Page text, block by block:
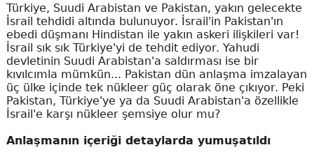
Türkiye, Suudi Arabistan ve Pakistan, yakın gelecekte
İsrail tehdidi altında bulunuyor. İsrail'in Pakistan'ın
ebedi düşmanı Hindistan ile yakın askeri ilişkileri var!
İsrail sık sık Türkiye'yi de tehdit ediyor. Yahudi
devletinin Suudi Arabistan'a saldırması ise bir
kıvılcımla mümkün... Pakistan dün anlaşma imzalayan
üç ülke içinde tek nükleer güç olarak öne çıkıyor. Peki
Pakistan, Türkiye'ye ya da Suudi Arabistan'a özellikle
İsrail'e karşı nükleer şemsiye olur mu?
Anlaşmanın içeriği detaylarda yumuşatıldı